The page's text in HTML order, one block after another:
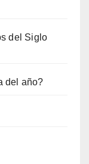
del Siglo
del año?